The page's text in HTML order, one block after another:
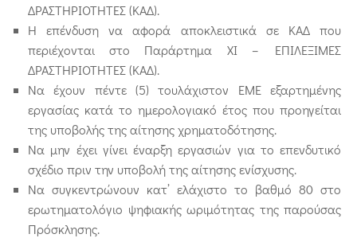
ΔΡΑΣΤΗΡΙΟΤΗΤΕΣ (ΚΑΔ).
Η επένδυση να αφορά αποκλειστικά σε ΚΑΔ που
περιέχονται στο Παράρτημα XI – EΠΙΛΕΞΙΜΕΣ
ΔΡΑΣΤΗΡΙΟΤΗΤΕΣ (ΚΑΔ).
Να έχουν πέντε (5) τουλάχιστον ΕΜΕ εξαρτημένης
εργασίας κατά το ημερολογιακό έτος που προηγείται
της υποβολής της αίτησης χρηματοδότησης.
Να μην έχει γίνει έναρξη εργασιών για το επενδυτικό
σχέδιο πριν την υποβολή της αίτησης ενίσχυσης.
Να συγκεντρώνουν κατ’ ελάχιστο το βαθμό 80 στο
ερωτηματολόγιο ψηφιακής ωριμότητας της παρούσας
Πρόσκλησης.